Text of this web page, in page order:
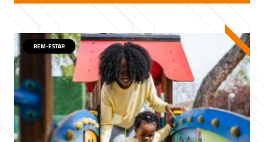
BEM-ESTAR